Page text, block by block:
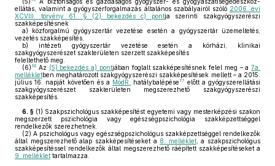
ellátás, valamint a gyógyszerforgalmazás általános szabályairól szóló 2006. évi
XCVIII. törvény 61. § (2) bekezdés c) pontja szerinti szakgyógyszerészi
szakképesítésnek
a) közforgalmú gyógyszertár vezetése esetén a gyógyszertár üzemeltetés,
vezetés szakképesítés,
b) intézeti gyógyszertár vezetése esetén a kórházi, klinikai
szakgyógyszerészet szakterületen szerzett szakképesítés
feleltethető meg.
(6) 16 Az (5) bekezdés a) pontjában foglalt szakképesítésnek felel meg – a 7a.
mellékletben meghatározott szakgyógyszerészi szakképesítések mellett – a 2015.
július 16. napját követően és a MódR. hatálybalépése 17 előtt a gyógyszerellátási
szakgyógyszerészet szakterületen megszerezhető szakgyógyszerészi
szakképesítés.
6. § (1) Szakpszichológus szakképesítést egyetemi vagy mesterképzési szakon
megszerzett pszichológia vagy egészségpszichológia szakképzettséggel
rendelkezők szerezhetnek.
(2) A pszichológus vagy egészségpszichológus szakképzettséggel rendelkezők
által megszerezhető alap szakképesítéseket a 8. melléklet, a szakpszichológus
szakképesítéssel rendelkezők által megszerezhető ráépített szakképesítéseket a
9. melléklet tartalmazza.